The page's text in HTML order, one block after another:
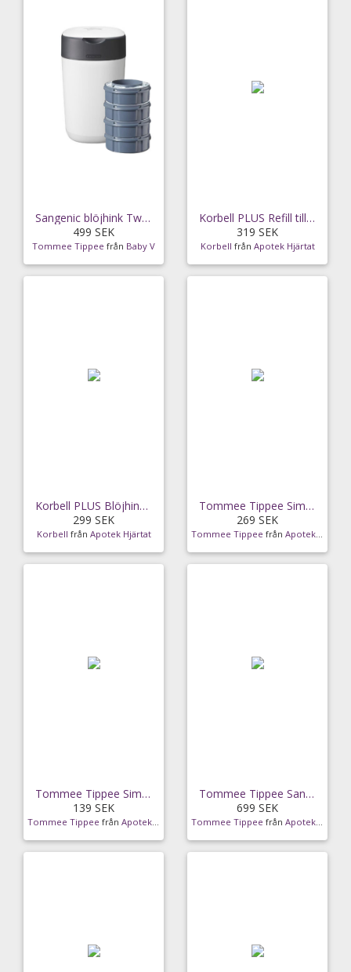
Sangenic blöjhink Twist & Click vit + 4-pack
499 SEK
Tommee Tippee från Baby V
Korbell PLUS Refill till Blöjhink 26 liter 3-pack
319 SEK
Korbell från Apotek Hjärtat
Korbell PLUS Blöjhink 26 liter
299 SEK
Korbell från Apotek Hjärtat
Tommee Tippee Simplee Sangenic Refill 3-pack
269 SEK
Tommee Tippee från Apotek Hjärtat
Tommee Tippee Simplee Sangenic Hink Grå
139 SEK
Tommee Tippee från Apotek Hjärtat
Tommee Tippee Sangenic Twist & Click Blöjhink + 6
699 SEK
Tommee Tippee från Apotek Hjärtat